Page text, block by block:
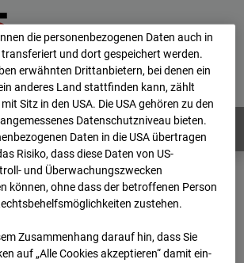
Impressum
Login
Alle Länder
Ausbau Bonatzbau -Cam4
Archiv
08 11:45
die personenbezogenen Daten auch in
und dort gespeichert werden.
erwähnten Drittanbietern, bei denen ein
anderes Land stattfinden kann, zählt
Sitz in den USA. Die USA gehören zu den
Datenschutzniveau bieten.
Daten in die USA übertragen
Risiko, dass diese Daten von US-
und Überwachungszwecken
können, ohne dass der betroffenen Person
zustehen.
Zusammenhang darauf hin, dass Sie
auf „Alle Cookies akzeptieren“ damit ein­